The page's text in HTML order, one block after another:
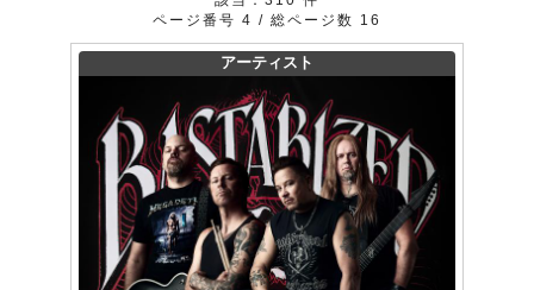
ページ番号 4 / 総ページ数 16
アーティスト